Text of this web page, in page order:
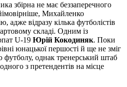
збірна не має беззаперечного
Михайленко
адже відразу кілька футболістів
складі. Одним із
U-19 Юрій Кокодиняк. Поки
юнацької першості й ще не зміг
футболу, однак тренерський штаб
з претендентів на місце